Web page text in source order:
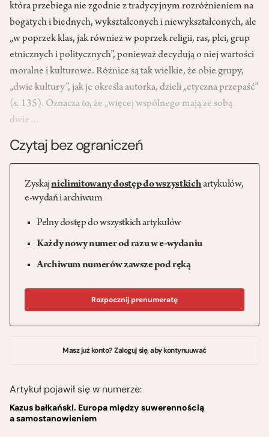
która przebiega nie zgodnie z tradycyjnym rozróżnieniem na
bogatych i biednych, wykształconych i niewykształconych, ale
„w poprzek klas, jak również w poprzek religii, ras, płci, grup
etnicznych i politycznych”, ponieważ decydują o niej wartości
moralne i kulturowe. Różnice są tak wielkie, że obie grupy,
„dwie kultury”, jak je określa autorka, dzieli „etyczna przepaść”
(s. 135). Oznacza to, że „więcej wspólnego mają ze sobą
dwie…
Czytaj bez ograniczeń
Zyskajnielimitowany dostęp do wszystkichartykułów,
e-wydań i archiwum
Pełny dostęp do wszystkich artykułów
Każdy nowy numer od razu w e-wydaniu
Archiwum numerów zawsze pod ręką
Rozpocznij prenumeratę
Masz już konto? Zaloguj się, aby kontynuuwać
Artykuł pojawił się w numerze:
Kazus bałkański. Europa między suwerennością
a samostanowieniem